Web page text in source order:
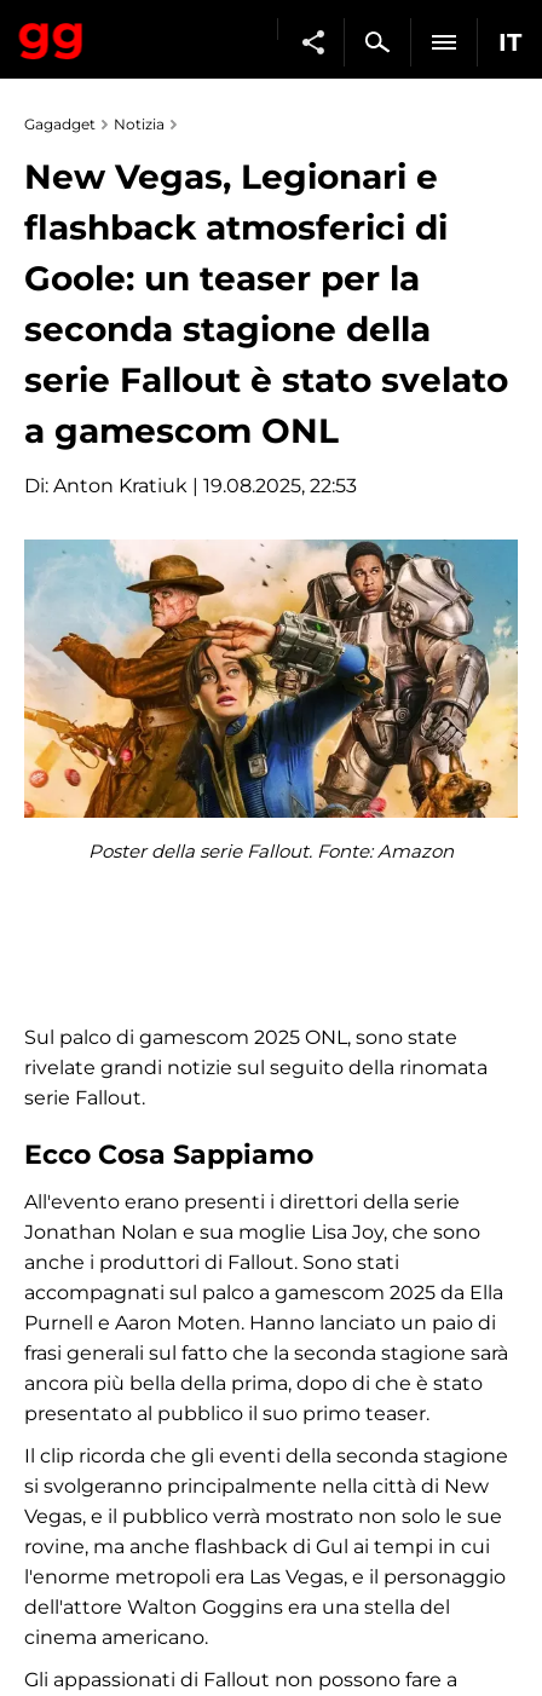
IT
Gagadget Notizia
New Vegas, Legionari e
flashback atmosferici di
Goole: un teaser per la
seconda stagione della
serie Fallout è stato svelato
a gamescom ONL
Di: Anton Kratiuk | 19.08.2025, 22:53
Poster della serie Fallout. Fonte: Amazon
Sul palco di gamescom 2025 ONL, sono state
rivelate grandi notizie sul seguito della rinomata
serie Fallout.
Ecco Cosa Sappiamo
All'evento erano presenti i direttori della serie
Jonathan Nolan e sua moglie Lisa Joy, che sono
anche i produttori di Fallout. Sono stati
accompagnati sul palco a gamescom 2025 da Ella
Purnell e Aaron Moten. Hanno lanciato un paio di
frasi generali sul fatto che la seconda stagione sarà
ancora più bella della prima, dopo di che è stato
presentato al pubblico il suo primo teaser.
Il clip ricorda che gli eventi della seconda stagione
si svolgeranno principalmente nella città di New
Vegas, e il pubblico verrà mostrato non solo le sue
rovine, ma anche flashback di Gul ai tempi in cui
l'enorme metropoli era Las Vegas, e il personaggio
dell'attore Walton Goggins era una stella del
cinema americano.
Gli appassionati di Fallout non possono fare a